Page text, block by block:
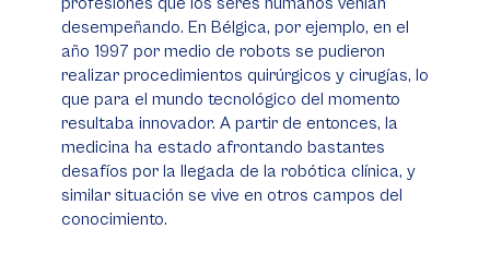
desempeñando. En Bélgica, por ejemplo, en el
año 1997 por medio de robots se pudieron
realizar procedimientos quirúrgicos y cirugías, lo
que para el mundo tecnológico del momento
resultaba innovador. A partir de entonces, la
medicina ha estado afrontando bastantes
desafíos por la llegada de la robótica clínica, y
similar situación se vive en otros campos del
conocimiento.